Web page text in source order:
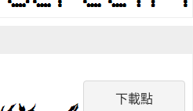
下載點